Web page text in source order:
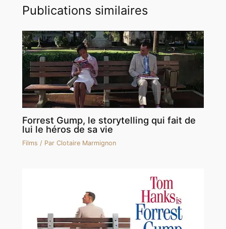
Publications similaires
Forrest Gump, le storytelling qui fait de
lui le héros de sa vie
Films / ParClotaire Marmignon